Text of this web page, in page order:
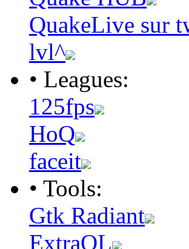
QuakeLive sur
lvl^
• Leagues:
125fps
HoQ
faceit
• Tools:
Gtk Radiant
ExtraQL